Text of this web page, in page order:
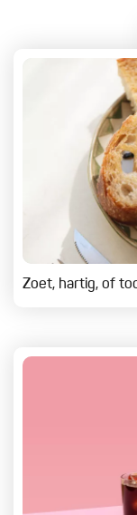
Zoet, hartig, of